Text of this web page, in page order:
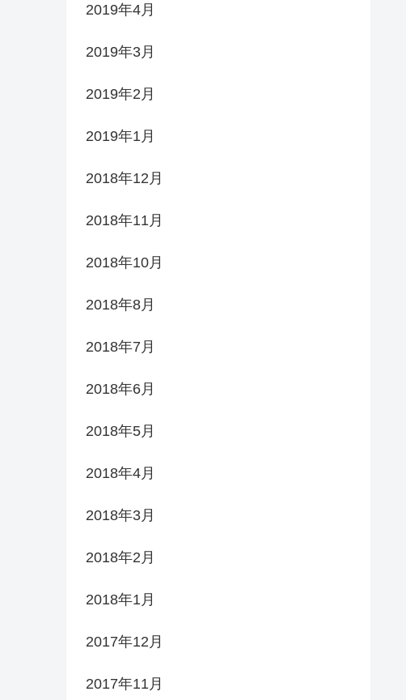
2019年4月
2019年3月
2019年2月
2019年1月
2018年12月
2018年11月
2018年10月
2018年8月
2018年7月
2018年6月
2018年5月
2018年4月
2018年3月
2018年2月
2018年1月
2017年12月
2017年11月